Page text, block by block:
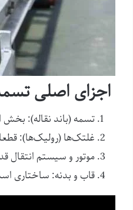
اجزای اصلی
تسمه (باند نقاله):
غلتک‌ها (رولیک‌ها):
موتور و سیستم انتقال
قاب و بدنه: ساختاری